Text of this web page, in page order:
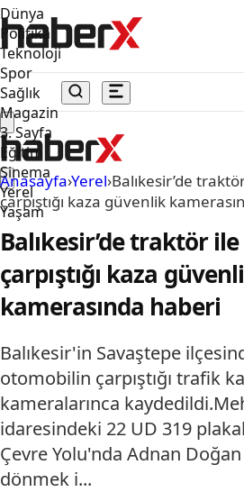
Dünya
Politika
Teknoloji
Spor
Sağlık
Magazin
3. Sayfa
Eğitim
Sinema
Yerel
Yaşam
Anasayfa›Yerel›Balıkesir’de
çarpıştığı kaza güvenlik
Balıkesir’de traktör
çarpıştığı kaza
kamerasında haberi
Balıkesir'in Savaştepe
otomobilin çarpıştığı trafik
kameralarınca
idaresindeki 22 UD 319
Çevre Yolu'nda Adnan
dönmek i...